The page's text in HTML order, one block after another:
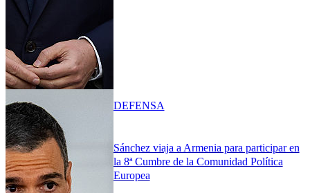
Sánchez viaja a Armenia para participar en
la 8ª Cumbre de la Comunidad Política
Europea
DEFENSA